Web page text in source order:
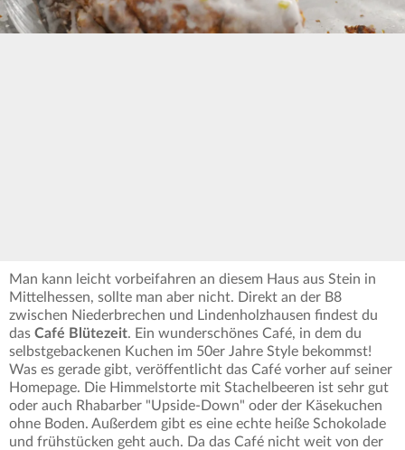
Man kann leicht vorbeifahren an diesem Haus aus Stein in
Mittelhessen, sollte man aber nicht. Direkt an der B8
zwischen Niederbrechen und Lindenholzhausen findest du
das Café Blütezeit. Ein wunderschönes Café, in dem du
selbstgebackenen Kuchen im 50er Jahre Style bekommst!
Was es gerade gibt, veröffentlicht das Café vorher auf seiner
Homepage. Die Himmelstorte mit Stachelbeeren ist sehr gut
oder auch Rhabarber "Upside-Down" oder der Käsekuchen
ohne Boden. Außerdem gibt es eine echte heiße Schokolade
und frühstücken geht auch. Da das Café nicht weit von der